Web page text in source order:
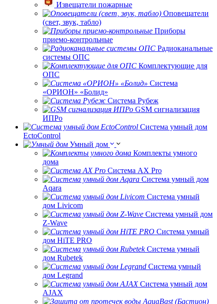
Извещатели пожарные
Оповещатели
(свет, звук, табло)
Приборы
приемо-контрольные
Радиоканальные
системы ОПС
Комплектующие для
ОПС
Система
«ОРИОН» «Болид»
Система Рубеж
GSM сигнализация
ИПРо
Система умный дом
EctoControl
Умный дом
Комплекты умного
дома
Система AX Pro
Система умный дом
Aqara
Система умный
дом Livicom
Система умный дом
Z-Wave
Система умный
дом HiTE PRO
Система умный
дом Rubetek
Система умный
дом Legrand
Система умный дом
AJAX